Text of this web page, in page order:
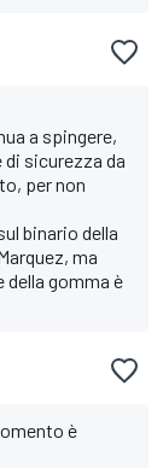
a spingere,
di sicurezza da
per non
binario della
ma
gomma è
è